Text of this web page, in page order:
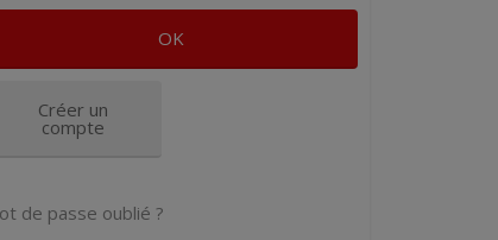
Créer un
compte
de passe oublié ?